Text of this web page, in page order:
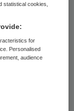
scherp
staat al
en
tijd voor
statistical cookies,
for
Personalised
audience